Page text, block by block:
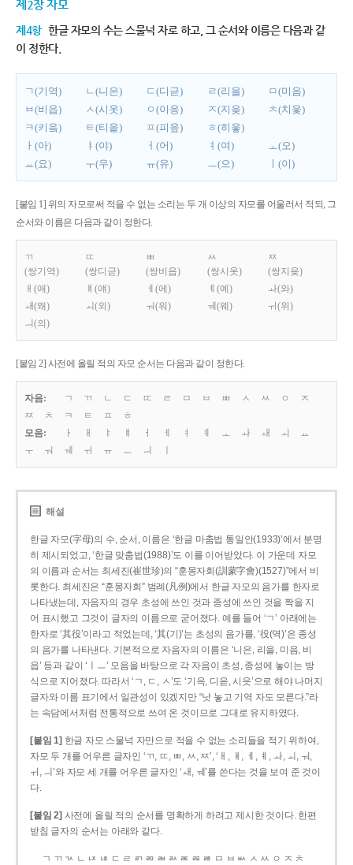
제2장 자모
제4항 한글 자모의 수는 스물넉 자로 하고, 그 순서와 이름은 다음과 같
이 정한다.
ㄱ(기역) ㄴ(니은) ㄷ(디귿) ㄹ(리을)
ㅁ(미음)
ㅂ(비읍)
ㅅ(시옷) ㅇ(이응) ㅈ(지읒)
ㅊ(치읓)
ㅋ(키읔)
ㅌ(티읕) ㅍ(피읖)
ㅎ(히읗)
ㅏ(아)
ㅑ(야) ㅓ(어) ㅕ(여)
ㅗ(오)
ㅛ(요)
ㅜ(우) ㅠ(유) ㅡ(으) ㅣ(이)
[붙임 1] 위의 자모로써 적을 수 없는 소리는 두 개 이상의 자모를 어울러서 적되, 그
순서와 이름은 다음과 같이 정한다.
ㄲ
(쌍기역)
ㄸ
(쌍디귿)
ㅃ
(쌍비읍)
ㅆ
(쌍시옷)
ㅉ
(쌍지읒)
ㅐ(애)
ㅒ(얘) ㅔ(에) ㅖ(예)
ㅘ(와)
ㅙ(왜)
ㅚ(외) ㅝ(워) ㅞ(웨)
ㅟ(위)
ㅢ(의)
[붙임 2] 사전에 올릴 적의 자모 순서는 다음과 같이 정한다.
자음: ㄱ ㄲ ㄴ ㄷ ㄸ ㄹ ㅁ ㅂ ㅃ ㅅ ㅆ ㅇ
ㅈ
ㅉ
ㅊ ㅋ ㅌ ㅍ
ㅎ
모음:
ㅏ ㅐ ㅑ ㅒ ㅓ ㅔ ㅕ ㅖ ㅗ ㅘ ㅙ ㅚ
ㅛ
ㅜ
ㅝ ㅞ ㅟ ㅠ ㅡ ㅢ
해설
한글 자모(字母)의 수, 순서, 이름은 ‘한글 마춤법 통일안(1933)’에서 분명
히 제시되었고, ‘한글 맞춤법(1988)’도 이를 이어받았다. 이 가운데 자모
의 이름과 순서는 최세진(崔世珍)의 “훈몽자회(訓蒙字會)(1527)”에서 비
롯한다. 최세진은 “훈몽자회” 범례(凡例)에서 한글 자모의 음가를 한자로
나타냈는데, 자음자의 경우 초성에 쓰인 것과 종성에 쓰인 것을 짝을 지
어 표시했고 그것이 글자의 이름으로 굳어졌다. 예를 들어 ‘ㄱ’ 아래에는
한자로 ‘其役’이라고 적었는데, ‘其(기)’는 초성의 음가를, ‘役(역)’은 종성
의 음가를 나타낸다. 기본적으로 자음자의 이름은 ‘니은, 리을, 미음, 비
읍’ 등과 같이 ‘ㅣㅡ’ 모음을 바탕으로 각 자음이 초성, 종성에 놓이는 방
식으로 지어졌다. 따라서 ‘ㄱ, ㄷ, ㅅ’도 ‘기윽, 디읃, 시읏’으로 해야 나머지
글자와 이름 표기에서 일관성이 있겠지만 “낫 놓고 기역 자도 모른다.”라
는 속담에서처럼 전통적으로 쓰여 온 것이므로 그대로 유지하였다.
[붙임 1] 한글 자모 스물넉 자만으로 적을 수 없는 소리들을 적기 위하여,
자모 두 개를 어우른 글자인 ‘ㄲ, ㄸ, ㅃ, ㅆ, ㅉ’, ‘ㅐ, ㅒ, ㅔ, ㅖ, ㅘ, ㅚ, ㅝ,
ㅟ, ㅢ’와 자모 세 개를 어우른 글자인 ‘ㅙ, ㅞ’를 쓴다는 것을 보여 준 것이
다.
[붙임 2] 사전에 올릴 적의 순서를 명확하게 하려고 제시한 것이다. 한편
받침 글자의 순서는 아래와 같다.
ㄱ ㄲ ㄳ ㄴ ㄵ ㄶ ㄷ ㄹ ㄺ ㄻ ㄼ ㄽ ㄾ ㄿ ㅀ ㅁ ㅂ ㅄ ㅅ ㅆ ㅇ ㅈ ㅊ